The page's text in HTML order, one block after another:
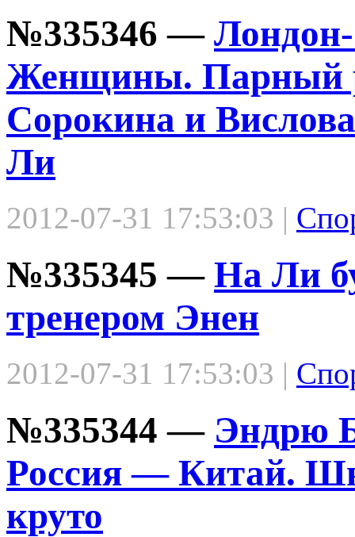
№335346 —
Женщины. Парный
Сорокина и
Ли
2012-07-31 17:53:03 |
№335345 — На Ли
тренером Энен
2012-07-31 17:53:03 |
№335344 — Эндрю
Россия — Китай.
круто